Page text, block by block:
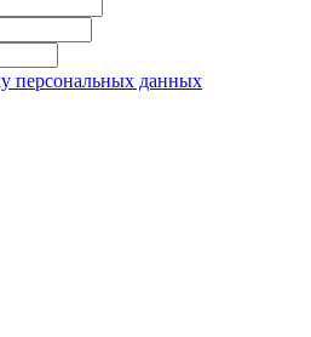
персональных данных